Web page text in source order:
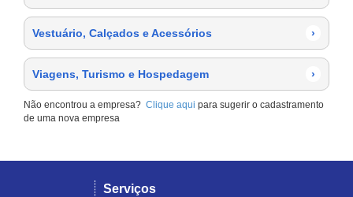
Vestuário, Calçados e Acessórios ›
Viagens, Turismo e Hospedagem ›
Não encontrou a empresa? Clique aqui para sugerir o cadastramento
de uma nova empresa
Serviços